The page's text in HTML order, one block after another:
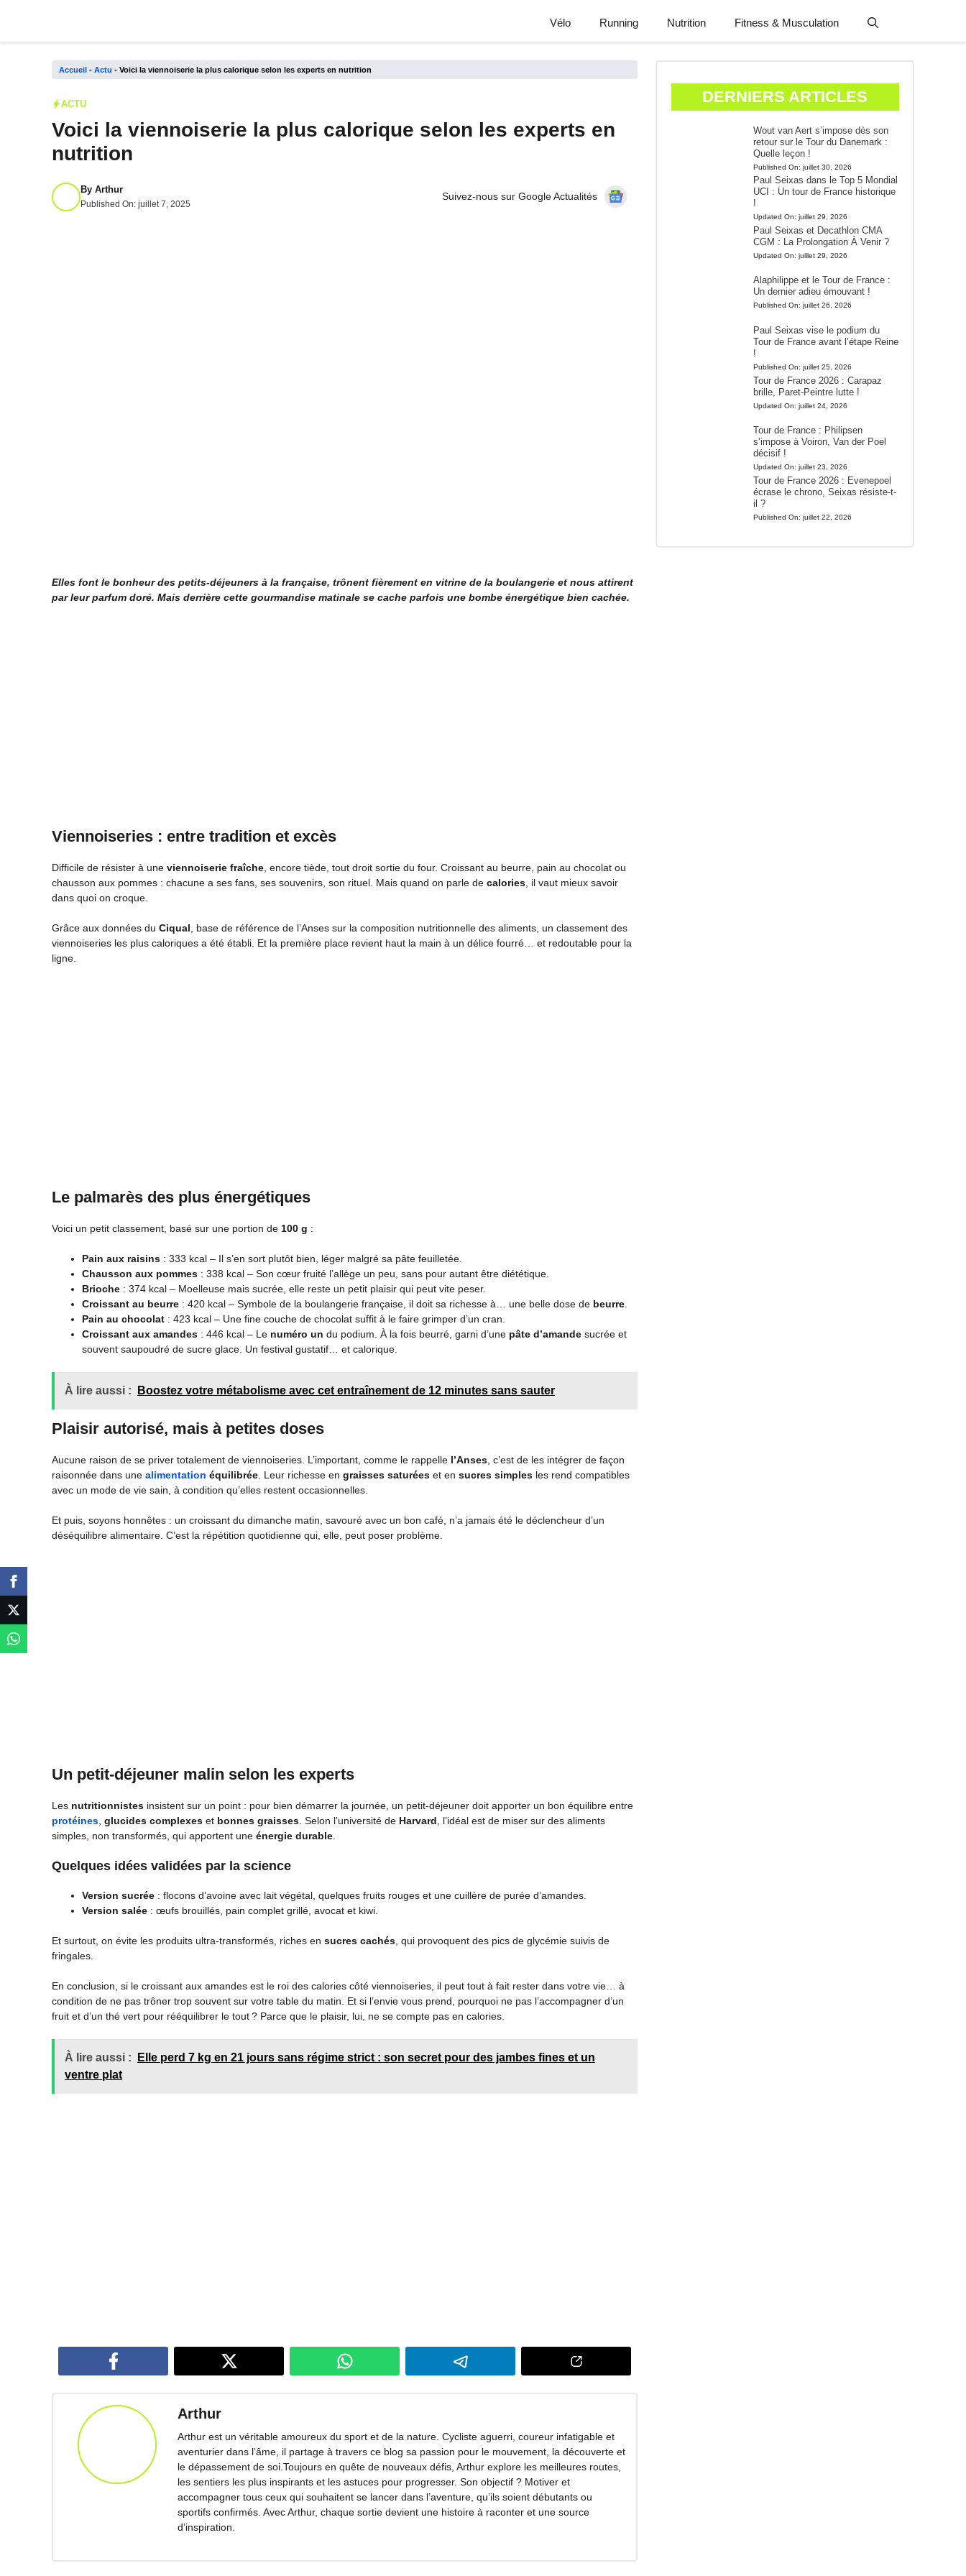
Vélo Running Nutrition Fitness & Musculation
Accueil - Actu - Voici la viennoiserie la plus calorique selon les experts en nutrition
ACTU
Voici la viennoiserie la plus calorique selon les experts en
nutrition
By Arthur
Published On: juillet 7, 2025
Suivez-nous sur Google Actualités
Elles font le bonheur des petits-déjeuners à la française, trônent fièrement en vitrine de la boulangerie et nous attirent
par leur parfum doré. Mais derrière cette gourmandise matinale se cache parfois une bombe énergétique bien cachée.
Viennoiseries : entre tradition et excès
Difficile de résister à une viennoiserie fraîche, encore tiède, tout droit sortie du four. Croissant au beurre, pain au chocolat ou
chausson aux pommes : chacune a ses fans, ses souvenirs, son rituel. Mais quand on parle de calories, il vaut mieux savoir
dans quoi on croque.
Grâce aux données du Ciqual, base de référence de l’Anses sur la composition nutritionnelle des aliments, un classement des
viennoiseries les plus caloriques a été établi. Et la première place revient haut la main à un délice fourré… et redoutable pour la
ligne.
Le palmarès des plus énergétiques
Voici un petit classement, basé sur une portion de 100 g :
Pain aux raisins : 333 kcal – Il s’en sort plutôt bien, léger malgré sa pâte feuilletée.
Chausson aux pommes : 338 kcal – Son cœur fruité l’allège un peu, sans pour autant être diététique.
Brioche : 374 kcal – Moelleuse mais sucrée, elle reste un petit plaisir qui peut vite peser.
Croissant au beurre : 420 kcal – Symbole de la boulangerie française, il doit sa richesse à… une belle dose de beurre.
Pain au chocolat : 423 kcal – Une fine couche de chocolat suffit à le faire grimper d’un cran.
Croissant aux amandes : 446 kcal – Le numéro un du podium. À la fois beurré, garni d’une pâte d’amande sucrée et
souvent saupoudré de sucre glace. Un festival gustatif… et calorique.
À lire aussi : Boostez votre métabolisme avec cet entraînement de 12 minutes sans sauter
Plaisir autorisé, mais à petites doses
Aucune raison de se priver totalement de viennoiseries. L’important, comme le rappelle l’Anses, c’est de les intégrer de façon
raisonnée dans une alimentation équilibrée. Leur richesse en graisses saturées et en sucres simples les rend compatibles
avec un mode de vie sain, à condition qu’elles restent occasionnelles.
Et puis, soyons honnêtes : un croissant du dimanche matin, savouré avec un bon café, n’a jamais été le déclencheur d’un
déséquilibre alimentaire. C’est la répétition quotidienne qui, elle, peut poser problème.
Un petit-déjeuner malin selon les experts
Les nutritionnistes insistent sur un point : pour bien démarrer la journée, un petit-déjeuner doit apporter un bon équilibre entre
protéines, glucides complexes et bonnes graisses. Selon l’université de Harvard, l’idéal est de miser sur des aliments
simples, non transformés, qui apportent une énergie durable.
Quelques idées validées par la science
Version sucrée : flocons d’avoine avec lait végétal, quelques fruits rouges et une cuillère de purée d’amandes.
Version salée : œufs brouillés, pain complet grillé, avocat et kiwi.
Et surtout, on évite les produits ultra-transformés, riches en sucres cachés, qui provoquent des pics de glycémie suivis de
fringales.
En conclusion, si le croissant aux amandes est le roi des calories côté viennoiseries, il peut tout à fait rester dans votre vie… à
condition de ne pas trôner trop souvent sur votre table du matin. Et si l’envie vous prend, pourquoi ne pas l’accompagner d’un
fruit et d’un thé vert pour rééquilibrer le tout ? Parce que le plaisir, lui, ne se compte pas en calories.
À lire aussi :
Elle perd 7 kg en 21 jours sans régime strict : son secret pour des jambes fines et un
ventre plat
Arthur
Arthur est un véritable amoureux du sport et de la nature. Cycliste aguerri, coureur infatigable et
aventurier dans l’âme, il partage à travers ce blog sa passion pour le mouvement, la découverte et
le dépassement de soi.Toujours en quête de nouveaux défis, Arthur explore les meilleures routes,
les sentiers les plus inspirants et les astuces pour progresser. Son objectif ? Motiver et
accompagner tous ceux qui souhaitent se lancer dans l’aventure, qu’ils soient débutants ou
sportifs confirmés. Avec Arthur, chaque sortie devient une histoire à raconter et une source
d’inspiration.
DERNIERS ARTICLES
Wout van Aert s’impose dès son
retour sur le Tour du Danemark :
Quelle leçon !
Published On: juillet 30, 2026
Paul Seixas dans le Top 5 Mondial
UCI : Un tour de France historique
!
Updated On: juillet 29, 2026
Paul Seixas et Decathlon CMA
CGM : La Prolongation À Venir ?
Updated On: juillet 29, 2026
Alaphilippe et le Tour de France :
Un dernier adieu émouvant !
Published On: juillet 26, 2026
Paul Seixas vise le podium du
Tour de France avant l’étape Reine
!
Published On: juillet 25, 2026
Tour de France 2026 : Carapaz
brille, Paret-Peintre lutte !
Updated On: juillet 24, 2026
Tour de France : Philipsen
s’impose à Voiron, Van der Poel
décisif !
Updated On: juillet 23, 2026
Tour de France 2026 : Evenepoel
écrase le chrono, Seixas résiste-t-
il ?
Published On: juillet 22, 2026